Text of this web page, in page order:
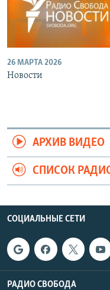
26 МАРТА 2026
Новости
АРХИВ ВИДЕО
СПИСОК
СОЦИАЛЬНЫЕ СЕТИ
РАДИО СВОБОДА